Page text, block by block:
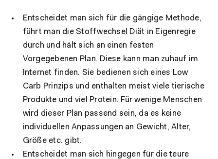
Entscheidet man sich für die gängige Methode,
führt man die Stoffwechsel Diät in Eigenregie
durch und hält sich an einen festen
Vorgegebenen Plan. Diese kann man zuhauf im
Internet finden. Sie bedienen sich eines Low
Carb Prinzips und enthalten meist viele tierische
Produkte und viel Protein. Für wenige Menschen
wird dieser Plan passend sein, da es keine
individuellen Anpassungen an Gewicht, Alter,
Größe etc. gibt.
Entscheidet man sich hingegen für die teure